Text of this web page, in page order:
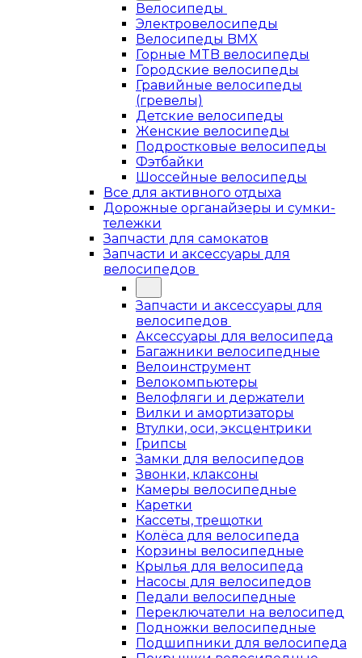
Велосипеды
Электровелосипеды
Велосипеды BMX
Горные MTB велосипеды
Городские велосипеды
Гравийные велосипеды
(гревелы)
Детские велосипеды
Женские велосипеды
Подростковые велосипеды
Фэтбайки
Шоссейные велосипеды
Все для активного отдыха
Дорожные органайзеры и сумки-
тележки
Запчасти для самокатов
Запчасти и аксессуары для
велосипедов
Запчасти и аксессуары для
велосипедов
Аксессуары для велосипеда
Багажники велосипедные
Велоинструмент
Велокомпьютеры
Велофляги и держатели
Вилки и амортизаторы
Втулки, оси, эксцентрики
Грипсы
Замки для велосипедов
Звонки, клаксоны
Камеры велосипедные
Каретки
Кассеты, трещотки
Колёса для велосипеда
Корзины велосипедные
Крылья для велосипеда
Насосы для велосипедов
Педали велосипедные
Переключатели на велосипед
Подножки велосипедные
Подшипники для велосипеда